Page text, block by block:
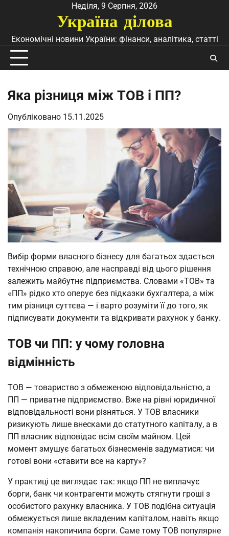
Неділя, 9 Серпня, 2026
Україна ділова
Економічні новини України: фінанси, аналітика, статті
Яка різниця між ТОВ і ПП?
Опубліковано 15.11.2025
Вибір форми власного бізнесу для багатьох здається
технічною справою, але насправді від цього рішення
залежить майбутнє підприємства. Словами «ТОВ» та
«ПП» рідко хто оперує без підказки бухгалтера, а між
тим різниця суттєва — і варто розуміти її до того, як
підписувати документи та відкривати рахунок у банку.
ТОВ чи ПП: у чому головна
відмінність
ТОВ — товариство з обмеженою відповідальністю, а
ПП — приватне підприємство. Вже на рівні юридичної
відповідальності вони різняться. У ТОВ власники
ризикують лише внесками до статутного капіталу, а в
ПП власник відповідає всім своїм майном. Цей
момент змушує багатьох бізнесменів задуматися: чи
готові вони «ставити все на карту»?
У практиці це виглядає так: якщо ПП не виплачує
борги, банк чи контрагенти можуть стягнути гроші з
особистого рахунку власника. У ТОВ подібна ситуація
обмежується лише вкладеним капіталом, навіть якщо
компанія накопичила борги. Саме тому ТОВ популярне